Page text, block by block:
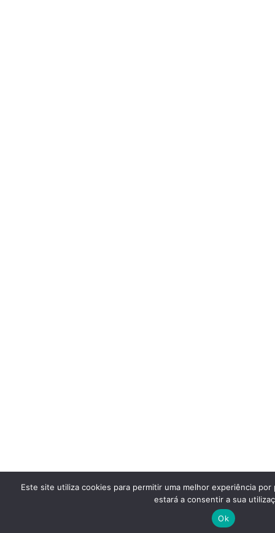
Este site utiliza cookies para permitir uma melhor experiência
estará a consentir a sua
Ok